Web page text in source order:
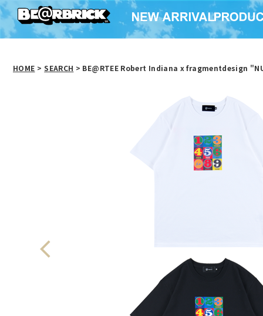
HOME > SEARCH > BE@RTEE Robert Indiana x fragmentdesign